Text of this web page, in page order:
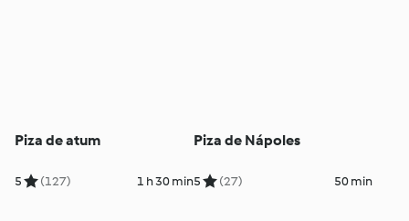
Piza de atum
5 (127) 1 h 30 min
Piza de Nápoles
5 (27) 50 min